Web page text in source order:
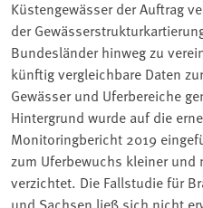
Küstengewässer der Auftrag
der
Bundesländer hinweg zu
künftig vergleichbare Daten
Gewässer und Uferbereiche
Hintergrund wurde auf die
Monitoringbericht 2019
zum Uferbewuchs kleiner und
verzichtet. Die Fallstudie für
und Sachsen ließ sich nicht